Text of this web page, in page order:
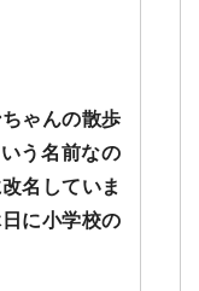
ゃんの散歩
う名前なの
名していま
に小学校の